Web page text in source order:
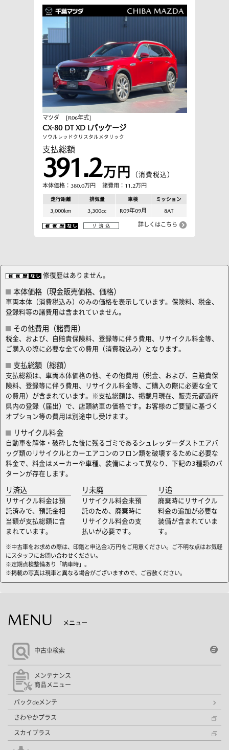
マツダ [R06年式]
CX-80 DT XD Lパッケージ
ソウルレッドクリスタルメタリック
支払総額
391.2万円 （消費税込）
本体価格：380.0万円 諸費用：11.2万円
走行距離 排気量 車検 ミッション
3,000km 3,300cc R09年09月 8AT
詳しくはこちら
修復歴はありません。
本体価格（現金販売価格、価格）
車両本体（消費税込み）のみの価格を表示しています。保険料、税金、
登録料等の諸費用は含まれていません。
その他費用（諸費用）
税金、および、自賠責保険料、登録等に伴う費用、リサイクル料金等、
ご購入の際に必要な全ての費用（消費税込み）となります。
支払総額（総額）
支払総額は、車両本体価格の他、その他費用（税金、および、自賠責保
険料、登録等に伴う費用、リサイクル料金等、ご購入の際に必要な全て
の費用）が含まれています。※支払総額は、掲載月現在、販売元都道府
県内の登録（届出）で、店頭納車の価格です。お客様のご要望に基づく
オプション等の費用は別途申し受けます。
リサイクル料金
自動車を解体・破砕した後に残るゴミであるシュレッダーダストエアバ
ッグ類のリサイクルとカーエアコンのフロン類を破壊するために必要な
料金で、料金はメーカーや車種、装備によって異なり、下記の3種類のパ
ターンが存在します。
リ済込
リサイクル料金は預
託済みで、預託金相
当額が支払総額に含
まれています。
リ未廃
リサイクル料金未預
託のため、廃棄時に
リサイクル料金の支
払いが必要です。
リ追
廃棄時にリサイクル
料金の追加が必要な
装備が含まれていま
す。
※中古車をお求めの際は、印鑑と申込金3万円をご用意ください。ご不明な点はお気軽
にスタッフにお問い合わせください。
※定期点検整備あり「納車時」。
※掲載の写真は現車と異なる場合がございますので、ご容赦ください。
MENU メニュー
中古車検索
メンテナンス
商品メニュー
パックdeメンテ
さわやかプラス
スカイプラス